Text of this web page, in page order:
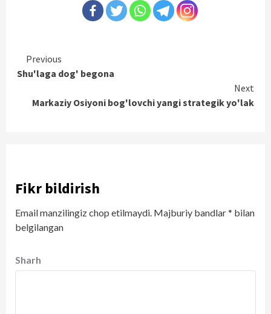
Continue
Reading
Previous
Shu'laga dog' begona
Next
Markaziy Osiyoni bog'lovchi yangi strategik yo'lak
Fikr bildirish
Email manzilingiz chop etilmaydi. Majburiy bandlar* bilan
belgilangan
Sharh